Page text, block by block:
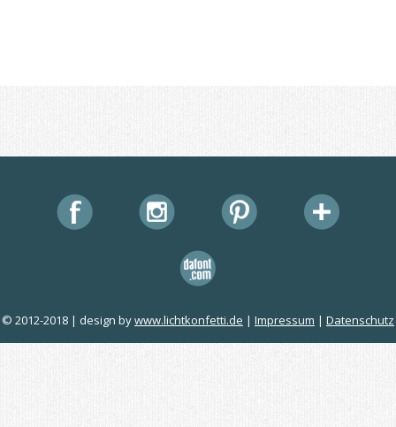
© 2012-2018 | design bywww.lichtkonfetti.de | Impressum | Datenschutz